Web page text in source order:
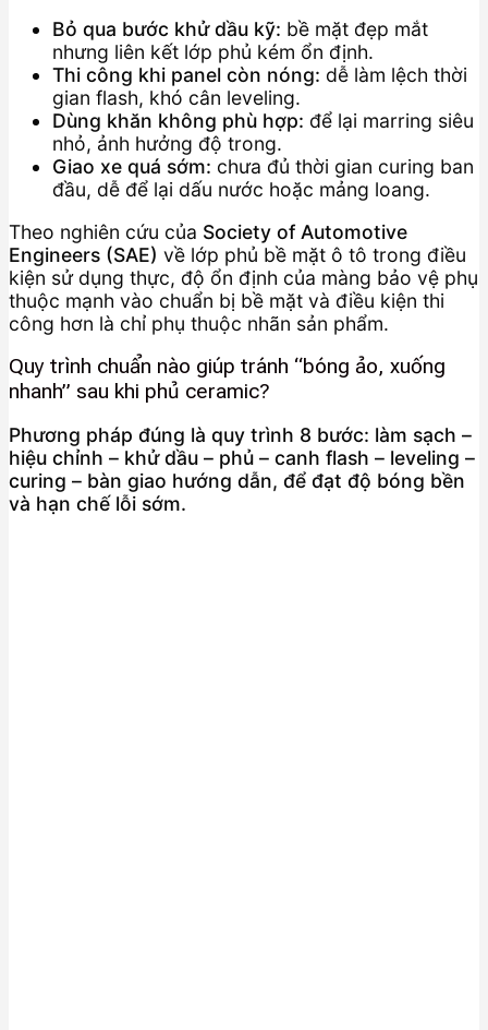
Bỏ qua bước khử dầu kỹ: bề mặt đẹp mắt
nhưng liên kết lớp phủ kém ổn định.
Thi công khi panel còn nóng: dễ làm lệch thời
gian flash, khó cân leveling.
Dùng khăn không phù hợp: để lại marring siêu
nhỏ, ảnh hưởng độ trong.
Giao xe quá sớm: chưa đủ thời gian curing ban
đầu, dễ để lại dấu nước hoặc mảng loang.
Theo nghiên cứu của Society of Automotive
Engineers (SAE) về lớp phủ bề mặt ô tô trong điều
kiện sử dụng thực, độ ổn định của màng bảo vệ phụ
thuộc mạnh vào chuẩn bị bề mặt và điều kiện thi
công hơn là chỉ phụ thuộc nhãn sản phẩm.
Quy trình chuẩn nào giúp tránh “bóng ảo, xuống
nhanh” sau khi phủ ceramic?
Phương pháp đúng là quy trình 8 bước: làm sạch –
hiệu chỉnh – khử dầu – phủ – canh flash – leveling –
curing – bàn giao hướng dẫn, để đạt độ bóng bền
và hạn chế lỗi sớm.